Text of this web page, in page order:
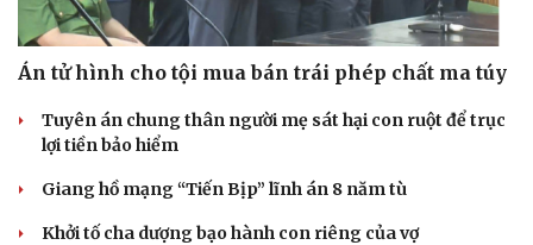
Án tử hình cho tội mua bán trái phép chất ma túy
Tuyên án chung thân người mẹ sát hại con ruột để trục
lợi tiền bảo hiểm
Giang hồ mạng “Tiến Bịp” lĩnh án 8 năm tù
Khởi tố cha dượng bạo hành con riêng của vợ